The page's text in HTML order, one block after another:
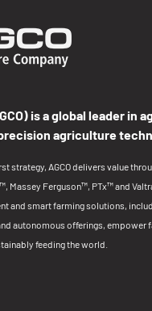
is a global leader in
agriculture
strategy, AGCO delivers value
Massey Ferguson™, PTx™ and
and smart farming solutions,
autonomous offerings, empower
feeding the world.